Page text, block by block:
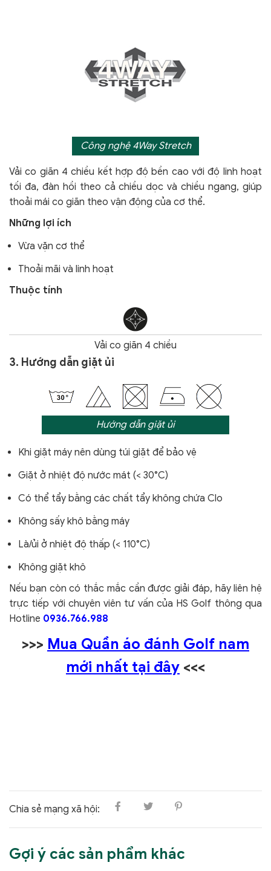
Công nghệ 4Way Stretch
Vải co giãn 4 chiều kết hợp độ bền cao với độ linh hoạt
tối đa, đàn hồi theo cả chiều dọc và chiều ngang, giúp
thoải mái co giãn theo vận động của cơ thể.
Những lợi ích
Vừa vặn cơ thể
Thoải mãi và linh hoạt
Thuộc tính
Vải co giãn 4 chiều
3. Hướng dẫn giặt ủi
Hướng dẫn giặt ủi
Khi giặt máy nên dùng túi giặt để bảo vệ
Giặt ở nhiệt độ nước mát (< 30°C)
Có thể tẩy bằng các chất tẩy không chứa Clo
Không sấy khô bằng máy
Là/ủi ở nhiệt độ thấp (< 110°C)
Không giặt khô
Nếu bạn còn có thắc mắc cần được giải đáp, hãy liên hệ
trực tiếp với chuyên viên tư vấn của HS Golf thông qua
Hotline 0936.766.988
>>> Mua Quần áo đánh Golf nam
mới nhất tại đây <<<
Chia sẻ mạng xã hội:
Gợi ý các sản phẩm khác